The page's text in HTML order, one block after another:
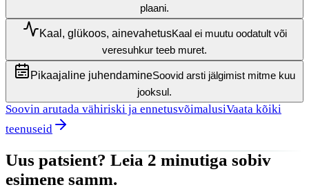
plaani.
Kaal, glükoos, ainevahetusKaal ei muutu oodatult või
veresuhkur teeb muret.
Pikaajaline juhendamineSoovid arsti jälgimist mitme kuu
jooksul.
Soovin arutada vähiriski ja ennetusvõimalusiVaata kõiki
teenuseid
Uus patsient? Leia 2 minutiga sobiv
esimene samm.